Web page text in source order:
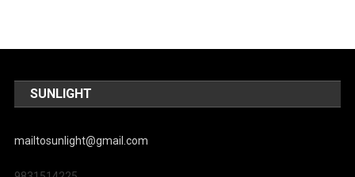
SUNLIGHT
mailtosunlight@gmail.com